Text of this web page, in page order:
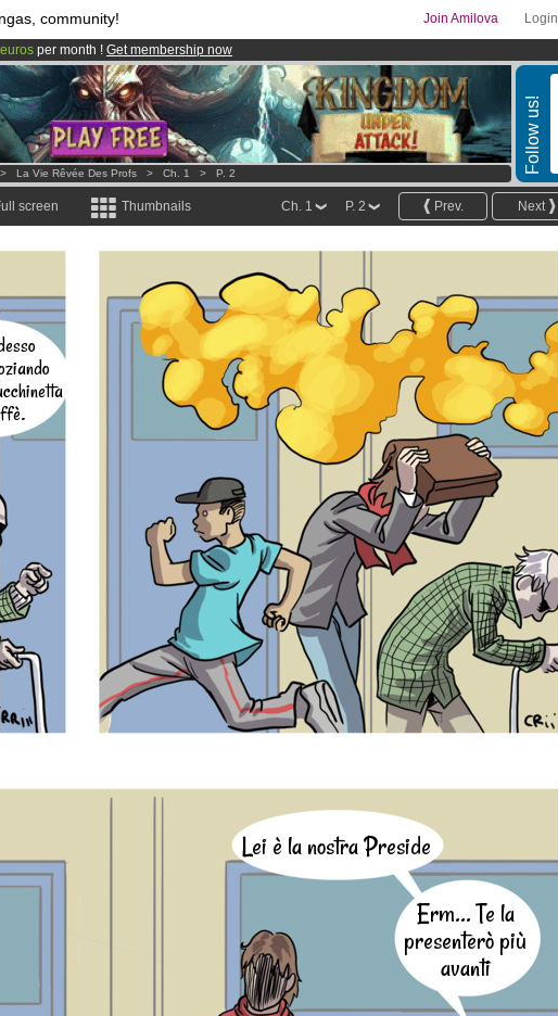
community! Login
Join Amilova
per month ! Get membership now
comics & mangas!.
Follow us!
La Vie Rêvée Des Profs > Ch. 1 > P. 2
screen Thumbnails Next
Prev.
P. 2
Ch. 1
Lei è la nostra Preside
Erm... Te la
presenterò più
avanti